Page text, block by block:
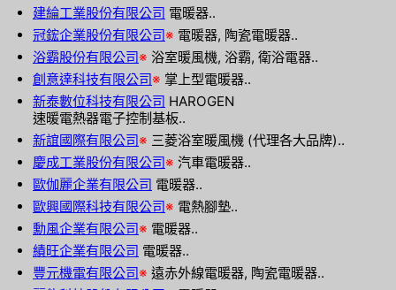
建綸工業股份有限公司 電暖器..
冠鋐企業股份有限公司※ 電暖器, 陶瓷電暖器..
浴霸股份有限公司※ 浴室暖風機, 浴霸, 衛浴電器..
創意達科技有限公司※ 掌上型電暖器..
新泰數位科技有限公司 HAROGEN
速暖電熱器電子控制基板..
新誼國際有限公司※ 三菱浴室暖風機 (代理各大品牌)..
慶成工業股份有限公司※ 汽車電暖器..
歐伽麗企業有限公司 電暖器..
歐興國際科技有限公司※ 電熱腳墊..
勳風企業有限公司※ 電暖器..
績旺企業有限公司 電暖器..
豐元機電有限公司※ 遠赤外線電暖器, 陶瓷電暖器..